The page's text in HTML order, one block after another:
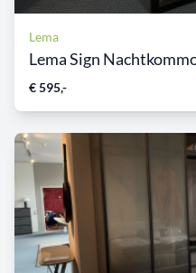
Lema
Lema Sign
€ 595,-